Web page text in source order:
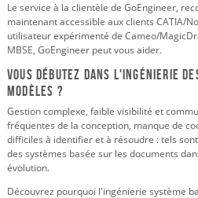
Le service à la clientèle de GoEngineer,
maintenant accessible aux clients CATIA/
utilisateur expérimenté de Cameo/
MBSE, GoEngineer peut vous aider.
Vous débutez dans l'ingénierie
modèles ?
Gestion complexe, faible visibilité et
fréquentes de la conception, manque de
difficiles à identifier et à résoudre : tels
des systèmes basée sur les documents
évolution.
Découvrez pourquoi l'ingénierie système